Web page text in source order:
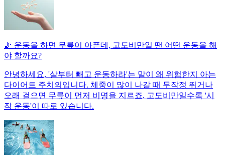
🦵 운동을 하면 무릎이 아픈데, 고도비만일 땐 어떤 운동을 해
야 할까요?
안녕하세요, '살부터 빼고 운동하라'는 말이 왜 위험한지 아는
다이어트 주치의입니다. 체중이 많이 나갈 때 무작정 뛰거나
오래 걸으면 무릎이 먼저 비명을 지르죠. 고도비만일수록 '시
작 운동'이 따로 있습니다.